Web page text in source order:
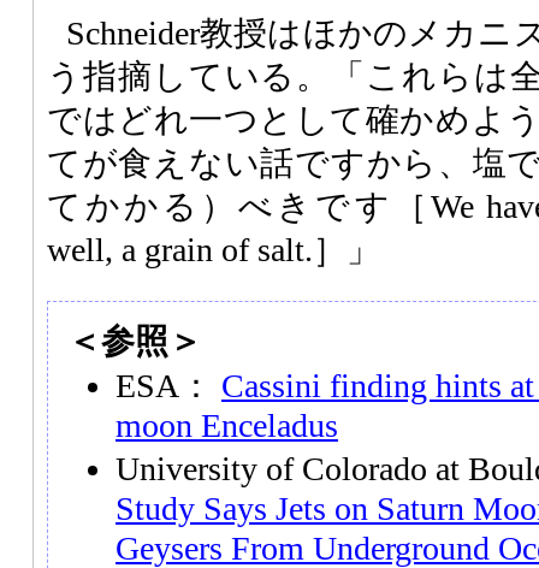
Schneider教授はほかのメカニ
う指摘している。「これらは
ではどれ一つとして確かめよ
てが食えない話ですから、塩
てかかる）べきです［We
well, a grain of salt.］」
＜参照＞
ESA： Cassini finding hints
moon Enceladus
University of Colorado at
Study Says Jets on Saturn
Geysers From Underground